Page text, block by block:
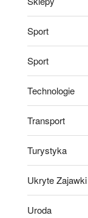
Sport
Sport
Technologie
Transport
Turystyka
Ukryte Zajawki
Uroda